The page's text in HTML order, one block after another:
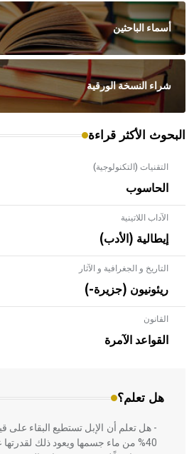
أسماء الباحثين
شراء النسخة الورقية
البحوث الأكثر قراءة
التقنيات (التكنولوجية)
الحاسوب
الآداب اللاتينية
إيطالية (الأدب)
التاريخ و الجغرافية و الآثار
ريئونيون (جزيرة-)
القانون
القواعد الآمرة
هل تعلم؟
- هل تعلم أن الأبلق نوع من الفنون
بالعمارة الإسلامية في بلاد الشام
المعمار على بناء مداميكه وخاصة في
- هل تعلم أن الإبل تستطيع البقاء على
40% من ماء جسمها ويعود ذلك